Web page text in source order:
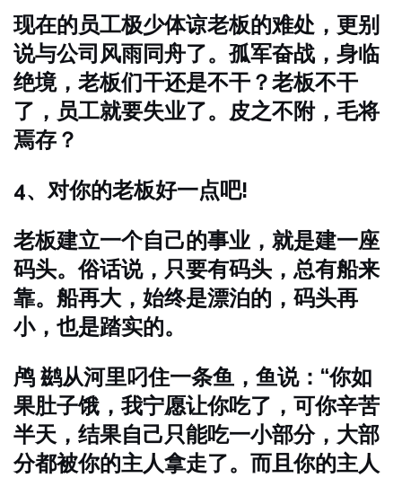
现在的员工极少体谅老板的难处，更别
说与公司风雨同舟了。孤军奋战，身临
绝境，老板们干还是不干？老板不干
了，员工就要失业了。皮之不附，毛将
焉存？
4、对你的老板好一点吧!
老板建立一个自己的事业，就是建一座
码头。俗话说，只要有码头，总有船来
靠。船再大，始终是漂泊的，码头再
小，也是踏实的。
鸬 鹚从河里叼住一条鱼，鱼说：“你如
果肚子饿，我宁愿让你吃了，可你辛苦
半天，结果自己只能吃一小部分，大部
分都被你的主人拿走了。而且你的主人